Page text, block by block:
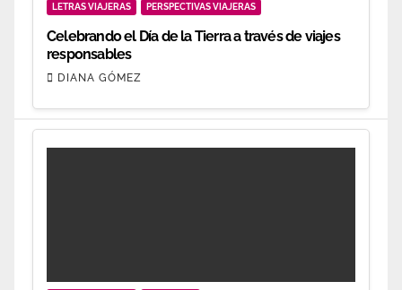
LETRAS VIAJERAS PERSPECTIVAS VIAJERAS
Celebrando el Día de la Tierra a través de viajes
responsables
DIANA GÓMEZ